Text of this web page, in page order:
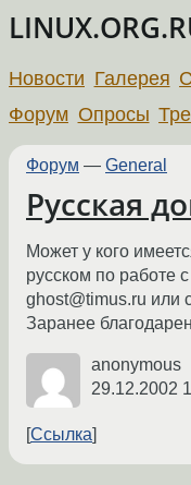
Новости Галерея
Форум Опросы
Форум — General
Русская
Может у кого
русском по работе
ghost@timus.ru или
Заранее
anonymous
29.12.2002
Ссылка